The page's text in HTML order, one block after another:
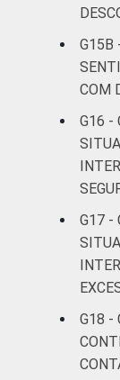
COM
G15B
COM
G16 -
G17 -
G18 -